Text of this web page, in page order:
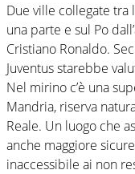
Due ville collegate
una parte e sul Po
Cristiano Ronaldo.
Juventus starebbe
Nel mirino c’è una
Mandria, riserva
Reale. Un luogo che
anche maggiore
inaccessibile ai non